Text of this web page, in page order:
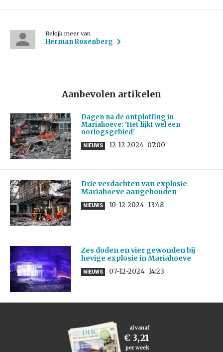
Bekijk meer van
Herman Rosenberg
Aanbevolen artikelen
Dagen na de ontploffing in
Mariahoeve: ‘Het lijkt wel een
oorlogsgebied’
NIEUWS 12-12-2024 07:00
Drie verdachten van explosie
Mariahoeve aangehouden
NIEUWS 10-12-2024 13:48
Zes doden en vier gewonden bij
hevige explosie in Mariahoeve
NIEUWS 07-12-2024 14:23
al vanaf
€ 3,21
per week